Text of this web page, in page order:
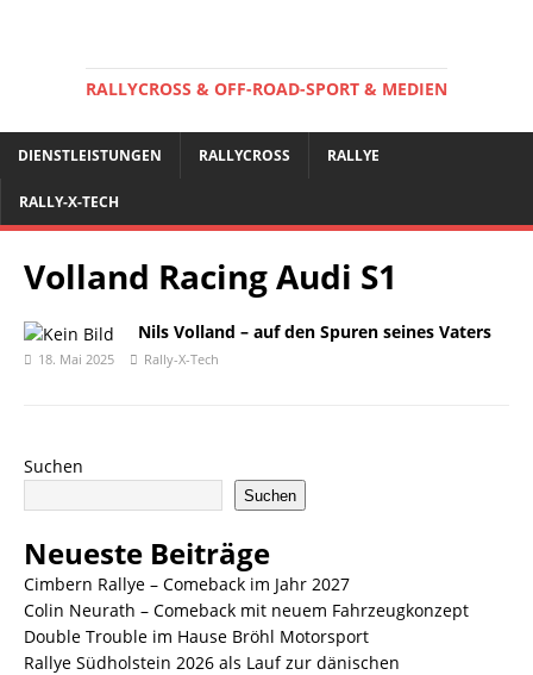
RALLYCROSS & OFF-ROAD-SPORT & MEDIEN
DIENSTLEISTUNGEN RALLYCROSS RALLYE
RALLY-X-TECH
Volland Racing Audi S1
Nils Volland – auf den Spuren seines Vaters
18. Mai 2025 Rally-X-Tech
Suchen
Suchen
Neueste Beiträge
Cimbern Rallye – Comeback im Jahr 2027
Colin Neurath – Comeback mit neuem Fahrzeugkonzept
Double Trouble im Hause Bröhl Motorsport
Rallye Südholstein 2026 als Lauf zur dänischen